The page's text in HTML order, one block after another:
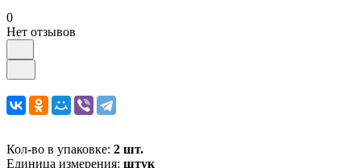
0
Нет отзывов
Кол-во в упаковке: 2 шт.
Единица измерения: штук